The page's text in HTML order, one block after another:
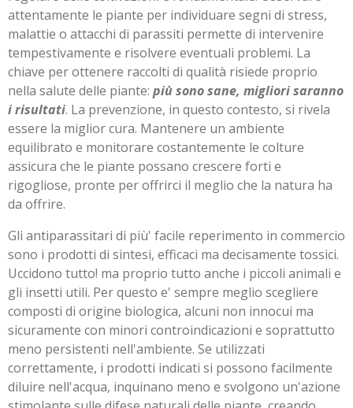
attentamente le piante per individuare segni di stress,
malattie o attacchi di parassiti permette di intervenire
tempestivamente e risolvere eventuali problemi. La
chiave per ottenere raccolti di qualità risiede proprio
nella salute delle piante: più sono sane, migliori saranno
i risultati. La prevenzione, in questo contesto, si rivela
essere la miglior cura. Mantenere un ambiente
equilibrato e monitorare costantemente le colture
assicura che le piante possano crescere forti e
rigogliose, pronte per offrirci il meglio che la natura ha
da offrire.
Gli antiparassitari di più' facile reperimento in commercio
sono i prodotti di sintesi, efficaci ma decisamente tossici.
Uccidono tutto! ma proprio tutto anche i piccoli animali e
gli insetti utili. Per questo e' sempre meglio scegliere
composti di origine biologica, alcuni non innocui ma
sicuramente con minori controindicazioni e soprattutto
meno persistenti nell'ambiente. Se utilizzati
correttamente, i prodotti indicati si possono facilmente
diluire nell'acqua, inquinano meno e svolgono un'azione